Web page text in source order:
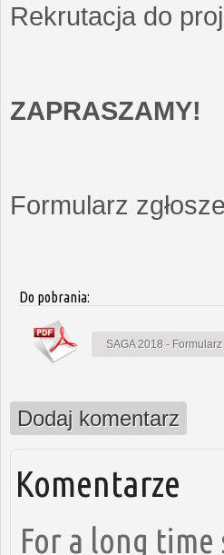
Rekrutacja do
ZAPRASZAMY!
Formularz
Do pobrania:
SAGA 2018 -
Dodaj komentarz
Komentarze
For a long time